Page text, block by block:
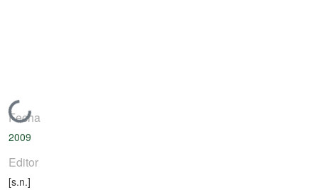
Cargando...
Fecha
2009
Editor
[s.n.]